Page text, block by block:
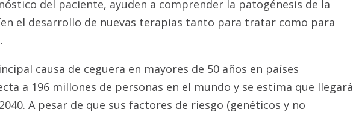
del paciente, ayuden a comprender la patogénesis de la
el desarrollo de nuevas terapias tanto para tratar como para
.
causa de ceguera en mayores de 50 años en países
a 196 millones de personas en el mundo y se estima que llegará
A pesar de que sus factores de riesgo (genéticos y no